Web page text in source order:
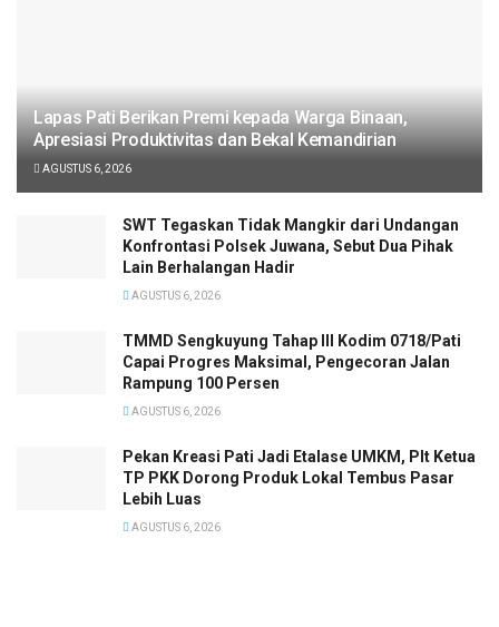
Lapas Pati Berikan Premi kepada Warga Binaan,
Apresiasi Produktivitas dan Bekal Kemandirian
AGUSTUS 6, 2026
SWT Tegaskan Tidak Mangkir dari Undangan
Konfrontasi Polsek Juwana, Sebut Dua Pihak
Lain Berhalangan Hadir
AGUSTUS 6, 2026
TMMD Sengkuyung Tahap III Kodim 0718/Pati
Capai Progres Maksimal, Pengecoran Jalan
Rampung 100 Persen
AGUSTUS 6, 2026
Pekan Kreasi Pati Jadi Etalase UMKM, Plt Ketua
TP PKK Dorong Produk Lokal Tembus Pasar
Lebih Luas
AGUSTUS 6, 2026